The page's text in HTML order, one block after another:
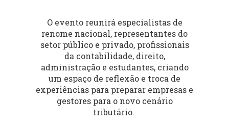
O evento reunirá especialistas de
renome nacional, representantes do
setor público e privado, profissionais
da contabilidade, direito,
administração e estudantes, criando
um espaço de reflexão e troca de
experiências para preparar empresas e
gestores para o novo cenário
tributário.